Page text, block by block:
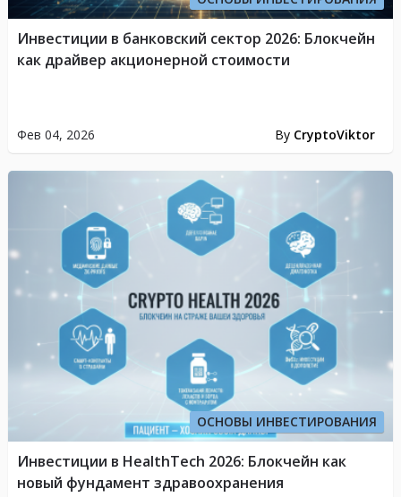
Фев 04, 2026 By CryptoViktor
Инвестиции в банковский сектор 2026: Блокчейн
как драйвер акционерной стоимости
ОСНОВЫ ИНВЕСТИРОВАНИЯ
Инвестиции в HealthTech 2026: Блокчейн как
новый фундамент здравоохранения